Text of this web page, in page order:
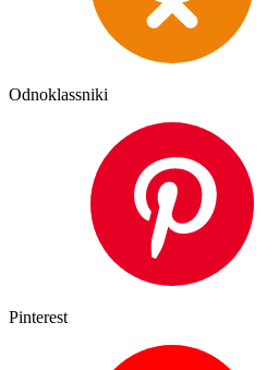
Odnoklassniki
Pinterest